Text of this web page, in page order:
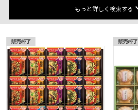
もっと詳しく検索する